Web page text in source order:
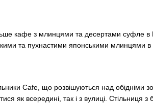
кафе з млинцями та десертами суфле в
та пухнастими японськими млинцями в
Cafe, що розвішуються над
як всередині, так і з вулиці. Стільниця з